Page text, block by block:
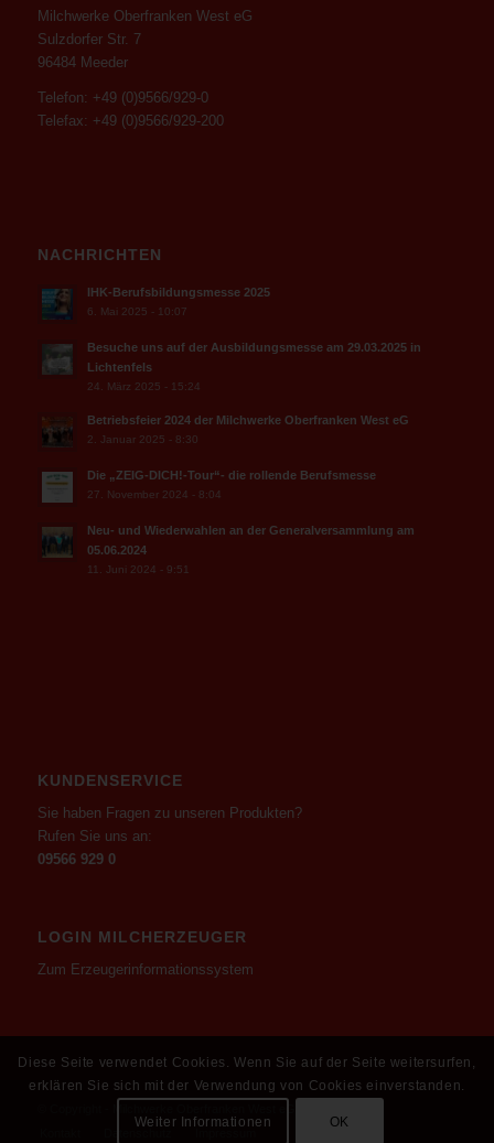
Milchwerke Oberfranken West eG
Sulzdorfer Str. 7
96484 Meeder
Telefon: +49 (0)9566/929-0
Telefax: +49 (0)9566/929-200
NACHRICHTEN
IHK-Berufsbildungsmesse 2025
6. Mai 2025 - 10:07
Besuche uns auf der Ausbildungsmesse am 29.03.2025 in
Lichtenfels
24. März 2025 - 15:24
Betriebsfeier 2024 der Milchwerke Oberfranken West eG
2. Januar 2025 - 8:30
Die „ZEIG-DICH!-Tour“- die rollende Berufsmesse
27. November 2024 - 8:04
Neu- und Wiederwahlen an der Generalversammlung am
05.06.2024
11. Juni 2024 - 9:51
KUNDENSERVICE
Sie haben Fragen zu unseren Produkten?
Rufen Sie uns an:
09566 929 0
LOGIN MILCHERZEUGER
Zum Erzeugerinformationssystem
Diese Seite verwendet Cookies. Wenn Sie auf der Seite weitersurfen,
erklären Sie sich mit der Verwendung von Cookies einverstanden.
Weiter Informationen OK